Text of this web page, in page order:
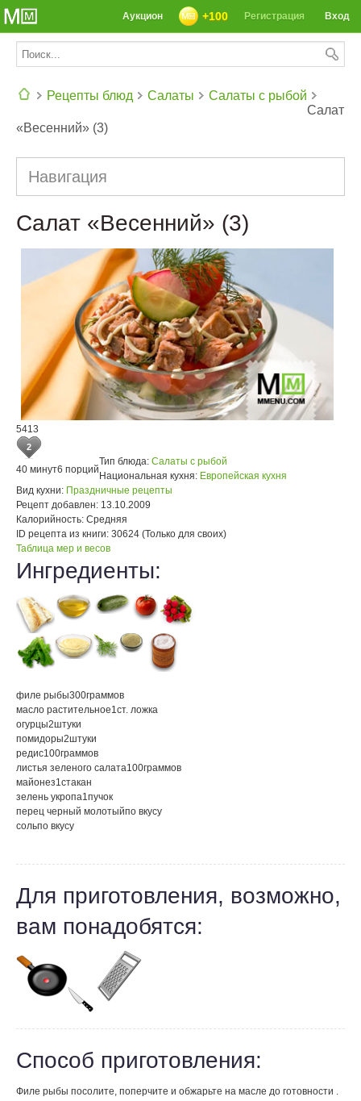
Вход
Регистрация
+100
Аукцион
Рецепты блюд Салаты
Салаты с рыбой
Салат
«Весенний» (3)
Навигация
Салат «Весенний» (3)
5413
2
40 минут6 порций
Тип блюда: Салаты с рыбой
Национальная кухня: Европейская кухня
Вид кухни: Праздничные рецепты
Рецепт добавлен: 13.10.2009
Калорийность: Средняя
ID рецепта из книги: 30624 (Только для своих)
Таблица мер и весов
Ингредиенты:
филе рыбы300граммов
масло растительное1ст. ложка
огурцы2штуки
помидоры2штуки
редис100граммов
листья зеленого салата100граммов
майонез1стакан
зелень укропа1пучок
перец черный молотыйпо вкусу
сольпо вкусу
Для приготовления, возможно,
вам понадобятся:
Способ приготовления:
Филе рыбы посолите, поперчите и обжарьте на масле до готовности .